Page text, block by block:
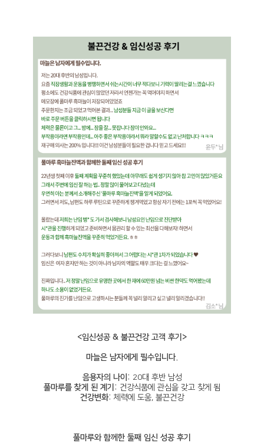
<임신성공 & 불끈건강 고객 후기>
마늘은 남자에게 필수입니다.
음용자의 나이: 20대 후반 남성
풀마루를 찾게 된 계기: 건강식품에 관심을 갖고 찾게 됨
건강변화: 체력에 도움, 불끈건강
풀마루와 함께한 둘째 임신 성공 후기